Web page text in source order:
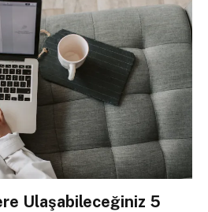
Ulaşabileceğiniz 5